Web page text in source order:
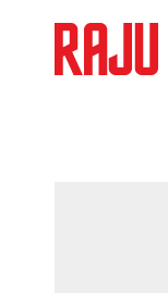
LinkedIn